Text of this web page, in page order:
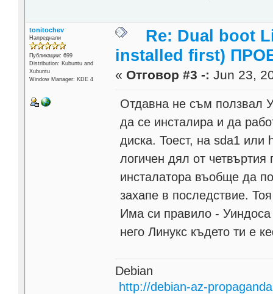
tonitochev
Напреднали
Публикации: 699
Distribution: Kubuntu and
Xubuntu
Window Manager: KDE 4
Re: Dual boot
installed first)
« Отговор #3 -: Jun 23,
Отдавна не съм ползвал
да се инсталира и да
диска. Тоест, на sda1
логичен дял от
инсталатора въобще да
захапе в последствие.
Има си правило -
него Линукс където ти е
Debian
http://debian-az-